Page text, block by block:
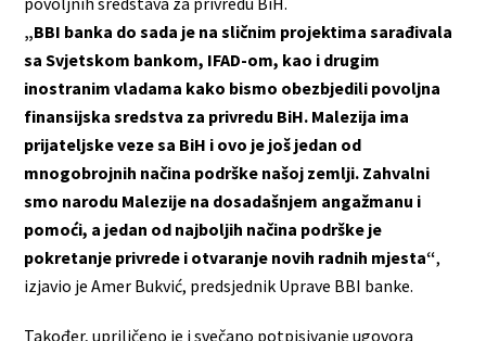
„BBI banka do sada je na sličnim projektima sarađivala
sa Svjetskom bankom, IFAD-om, kao i drugim
inostranim vladama kako bismo obezbjedili povoljna
finansijska sredstva za privredu BiH. Malezija ima
prijateljske veze sa BiH i ovo je još jedan od
mnogobrojnih načina podrške našoj zemlji. Zahvalni
smo narodu Malezije na dosadašnjem angažmanu i
pomoći, a jedan od najboljih načina podrške je
pokretanje privrede i otvaranje novih radnih mjesta“,
izjavio je Amer Bukvić, predsjednik Uprave BBI banke.
Također, upriličeno je i svečano potpisivanje ugovora